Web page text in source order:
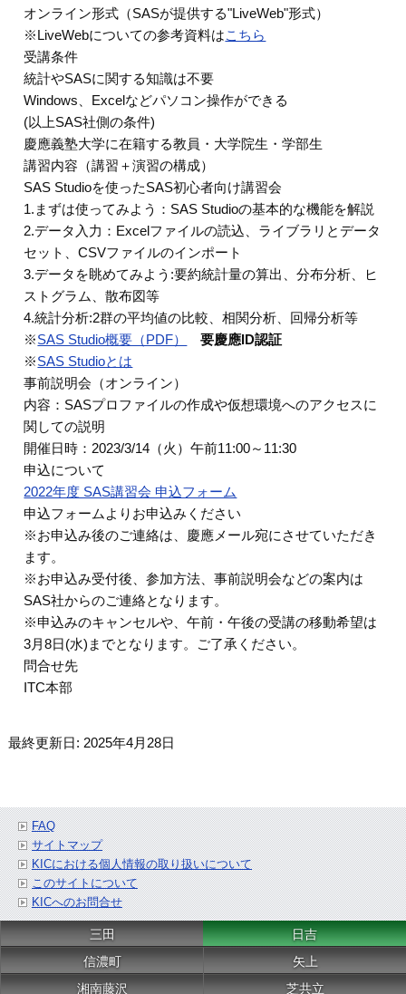
オンライン形式（SASが提供する"LiveWeb"形式）
※LiveWebについての参考資料はこちら
受講条件
統計やSASに関する知識は不要
Windows、Excelなどパソコン操作ができる
(以上SAS社側の条件)
慶應義塾大学に在籍する教員・大学院生・学部生
講習内容（講習＋演習の構成）
SAS Studioを使ったSAS初心者向け講習会
1.まずは使ってみよう：SAS Studioの基本的な機能を解説
2.データ入力：Excelファイルの読込、ライブラリとデータ
セット、CSVファイルのインポート
3.データを眺めてみよう:要約統計量の算出、分布分析、ヒ
ストグラム、散布図等
4.統計分析:2群の平均値の比較、相関分析、回帰分析等
※SAS Studio概要（PDF）
要慶應ID認証
※SAS Studioとは
事前説明会（オンライン）
内容：SASプロファイルの作成や仮想環境へのアクセスに
関しての説明
開催日時：2023/3/14（火）午前11:00～11:30
申込について
2022年度 SAS講習会 申込フォーム
申込フォームよりお申込みください
※お申込み後のご連絡は、慶應メール宛にさせていただき
ます。
※お申込み受付後、参加方法、事前説明会などの案内は
SAS社からのご連絡となります。
※申込みのキャンセルや、午前・午後の受講の移動希望は
3月8日(水)までとなります。ご了承ください。
問合せ先
ITC本部
最終更新日: 2025年4月28日
FAQ
サイトマップ
KICにおける個人情報の取り扱いについて
このサイトについて
KICへのお問合せ
三田
日吉
信濃町
矢上
湘南藤沢
芝共立